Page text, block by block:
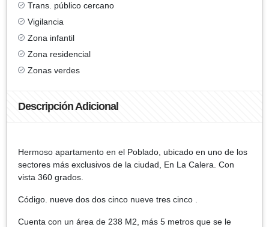
Trans. público cercano
Vigilancia
Zona infantil
Zona residencial
Zonas verdes
Descripción Adicional
Hermoso apartamento en el Poblado, ubicado en uno de los
sectores más exclusivos de la ciudad, En La Calera. Con
vista 360 grados.
Código. nueve dos dos cinco nueve tres cinco .
Cuenta con un área de 238 M2, más 5 metros que se le